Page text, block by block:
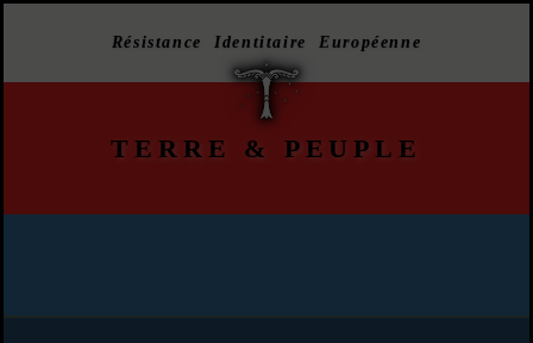
Résistance Identitaire Européenne
TERRE & PEUPLE